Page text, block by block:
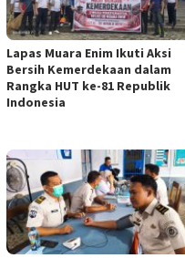
Lapas Muara Enim Ikuti Aksi
Bersih Kemerdekaan dalam
Rangka HUT ke-81 Republik
Indonesia